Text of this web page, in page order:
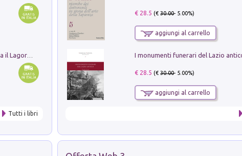
Pastori. Sguardi contemporanei tra il Lagorai e la pianura. Ediz. illustrata
Tutti i libri
€ 28.5 (€30.00- 5.00%)
aggiungi al carrello
€ 28.5 (€30.00- 5.00%)
aggiungi al carrello